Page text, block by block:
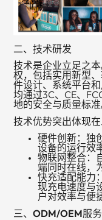
二、技术研发
技术是企业立足之
权，包括实用新型
件设计、系统平台
均通过3C、CE、
地的安全与质量标准
技术优势突出体现在
硬件创新：独
设备的运行效
物联网整合：
端同时在线，
快充适配能力
现充电速度与
户对效率与便
三、ODM/OEM服务